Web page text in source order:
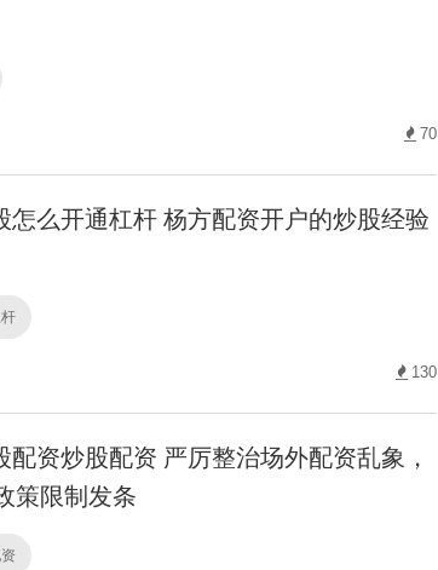
70
怎么开通杠杆 杨方配资开户的炒股经验
130
配资炒股配资 严厉整治场外配资乱象，
策限制发条